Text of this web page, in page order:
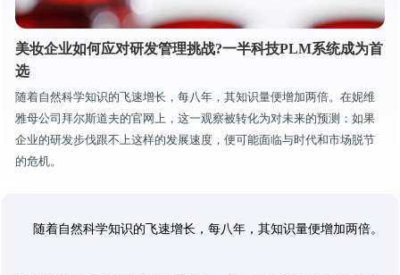
美妆企业如何应对研发管理挑战?一半科技PLM系统成为首
选
随着自然科学知识的飞速增长，每八年，其知识量便增加两倍。在妮维
雅母公司拜尔斯道夫的官网上，这一观察被转化为对未来的预测：如果
企业的研发步伐跟不上这样的发展速度，便可能面临与时代和市场脱节
的危机。
随着自然科学知识的飞速增长，每八年，其知识量便增加两倍。